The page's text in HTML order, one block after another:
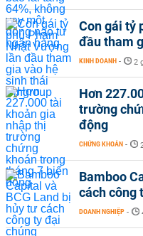
Con gái tỷ
đầu tham
KINH DOANH - 2
Hơn
trường
động
CHỨNG KHOÁN -
Bamboo
cách công
DOANH NGHIỆP -